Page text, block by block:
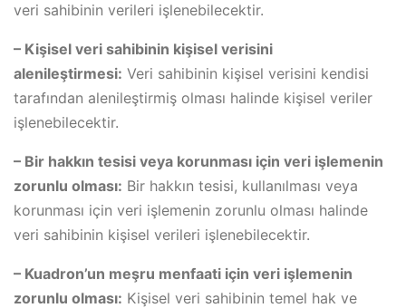
veri sahibinin verileri işlenebilecektir.
– Kişisel veri sahibinin kişisel verisini
alenileştirmesi: Veri sahibinin kişisel verisini kendisi
tarafından alenileştirmiş olması halinde kişisel veriler
işlenebilecektir.
– Bir hakkın tesisi veya korunması için veri işlemenin
zorunlu olması: Bir hakkın tesisi, kullanılması veya
korunması için veri işlemenin zorunlu olması halinde
veri sahibinin kişisel verileri işlenebilecektir.
– Kuadron’un meşru menfaati için veri işlemenin
zorunlu olması: Kişisel veri sahibinin temel hak ve